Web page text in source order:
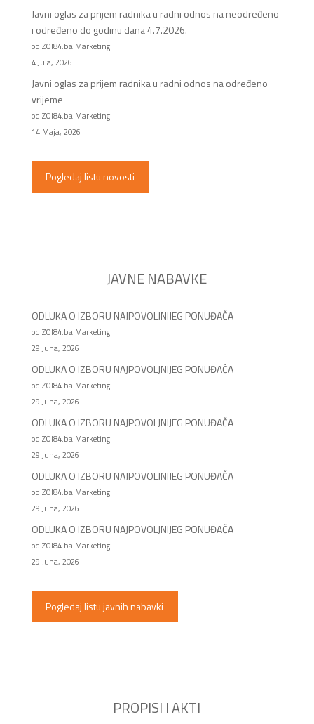
Javni oglas za prijem radnika u radni odnos na neodređeno
i određeno do godinu dana 4.7.2026.
od ZOI84.ba Marketing
4 Jula, 2026
Javni oglas za prijem radnika u radni odnos na određeno
vrijeme
od ZOI84.ba Marketing
14 Maja, 2026
Pogledaj listu novosti
JAVNE NABAVKE
ODLUKA O IZBORU NAJPOVOLJNIJEG PONUĐAČA
od ZOI84.ba Marketing
29 Juna, 2026
ODLUKA O IZBORU NAJPOVOLJNIJEG PONUĐAČA
od ZOI84.ba Marketing
29 Juna, 2026
ODLUKA O IZBORU NAJPOVOLJNIJEG PONUĐAČA
od ZOI84.ba Marketing
29 Juna, 2026
ODLUKA O IZBORU NAJPOVOLJNIJEG PONUĐAČA
od ZOI84.ba Marketing
29 Juna, 2026
ODLUKA O IZBORU NAJPOVOLJNIJEG PONUĐAČA
od ZOI84.ba Marketing
29 Juna, 2026
Pogledaj listu javnih nabavki
PROPISI I AKTI